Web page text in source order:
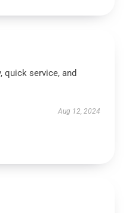
quick service, and
Aug 12, 2024